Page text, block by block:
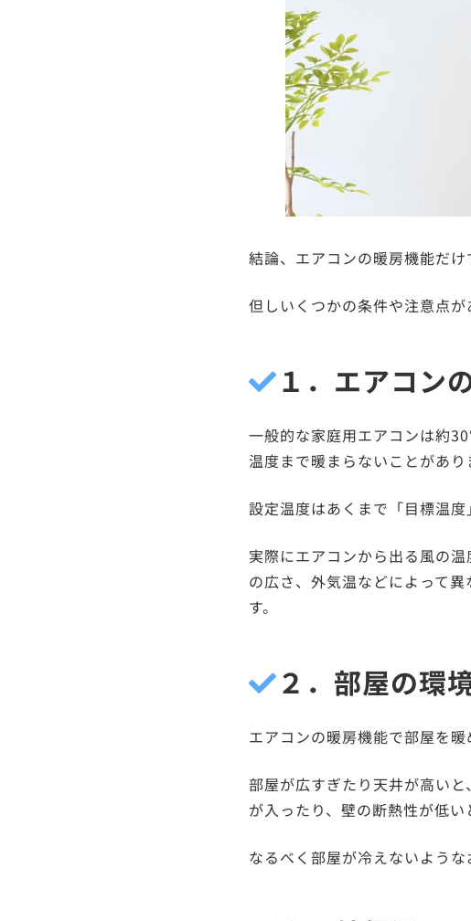
結論、エアコンの暖房機能だけ
但しいくつかの条件や注意点が
１．エアコン
一般的な家庭用エアコンは約
温度まで暖まらないことがあり
設定温度はあくまで「目標温度
実際にエアコンから出る風の
の広さ、外気温などによって
す。
２．部屋の環
エアコンの暖房機能で部屋を暖
部屋が広すぎたり天井が高い
が入ったり、壁の断熱性が低い
なるべく部屋が冷えないような